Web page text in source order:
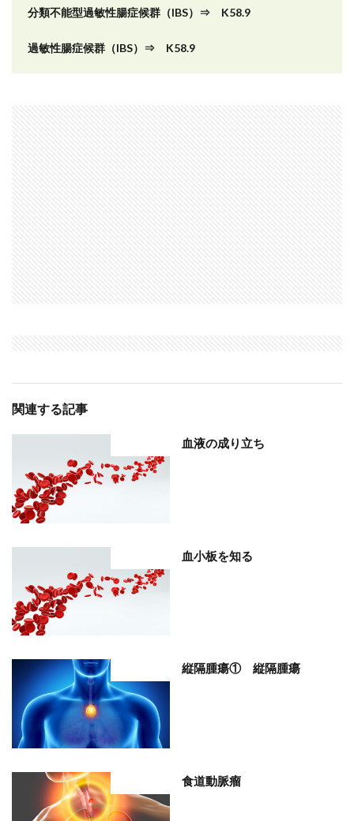
分類不能型過敏性腸症候群（IBS）⇒ K58.9
過敏性腸症候群（IBS）⇒ K58.9
関連する記事
血液の成り立ち
血小板を知る
縦隔腫瘍① 縦隔腫瘍
食道動脈瘤